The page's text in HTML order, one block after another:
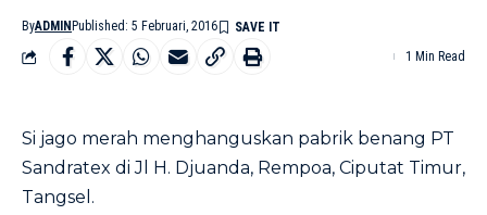
ByADMIN Published: 5 Februari, 2016
1 Min Read
Si jago merah menghanguskan pabrik benang PT
Sandratex di Jl H. Djuanda, Rempoa, Ciputat Timur,
Tangsel.